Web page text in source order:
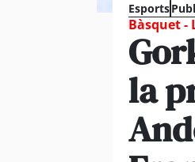
Esports
Bàsquet -
la